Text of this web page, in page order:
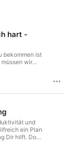
hart -
bekommen ist
müssen wir
mich dieses
und
zu leben.
einer
Seit 2018
und
ein Plan
Dir hilft. Doch